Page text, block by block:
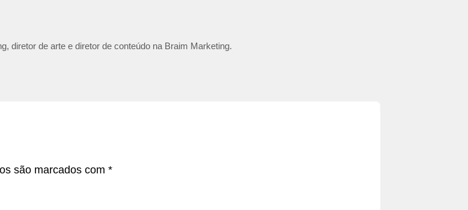
diretor de arte e diretor de conteúdo na Braim Marketing.
são marcados com *